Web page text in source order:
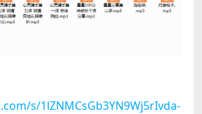
s/1lZNMCsGb3YN9Wj5rIvda-